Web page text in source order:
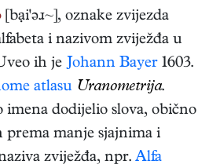
[bại'əɹ~], oznake zvijezda
i nazivom zviježđa u
ih je Johann Bayer 1603.
atlasu Uranometrija.
imena dodijelio slova, obično
prema manje sjajnima i
zviježđa, npr. Alfa